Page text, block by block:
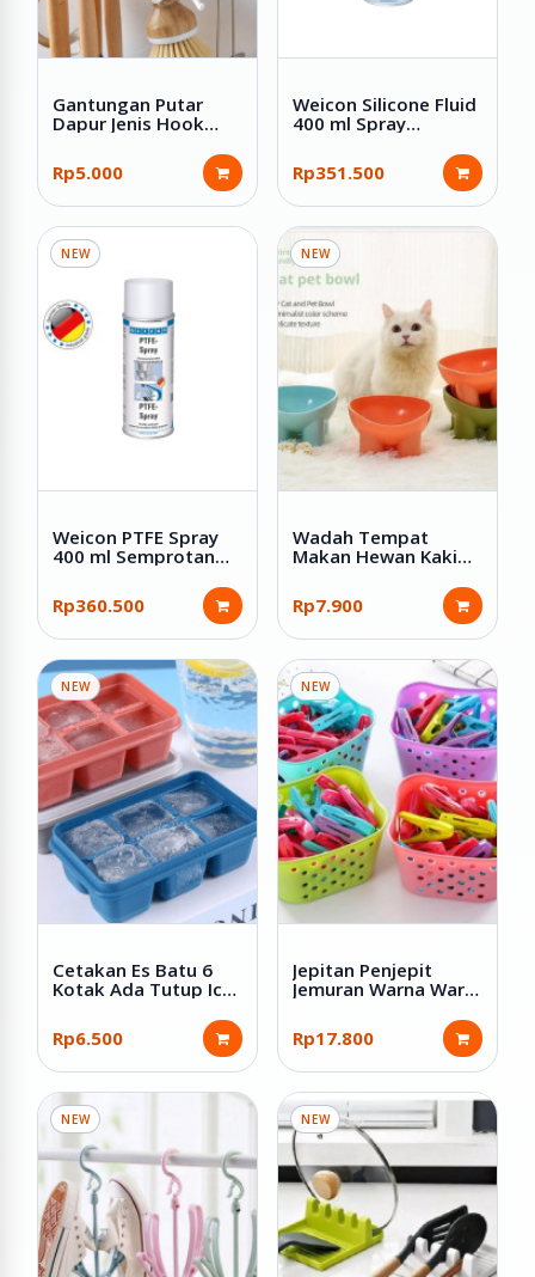
Gantungan Putar
Dapur Jenis Hook
Rp5.000
Weicon Silicone Fluid
400 ml Spray
Silikon Food Grade
NSF H1
Rp351.500
NEW
Weicon PTFE Spray
400 ml Semprotan
Lengket Tahan Panas
Anti Gesek
Rp360.500
NEW
Wadah Tempat
Makan Hewan Kaki
Rp7.900
NEW
Cetakan Es Batu 6
Kotak Ada Tutup Ice
Rp6.500
NEW
Jepitan Penjepit
Jemuran Warna Warni
Keranjang
Rp17.800
NEW NEW